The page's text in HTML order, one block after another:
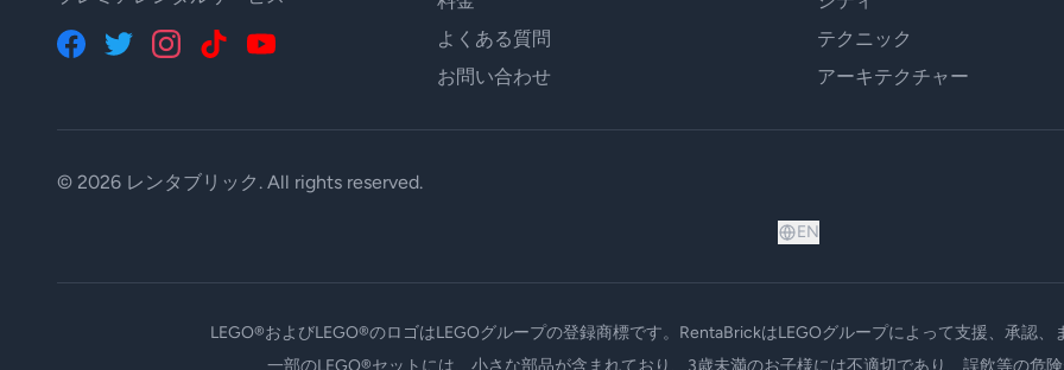
よくある質問
お問い合わせ
テクニック
アーキテクチャー
© 2026 レンタブリック. All rights reserved.
EN
LEGO®およびLEGO®のロゴはLEGOグループの登録商標です。RentaBrickはLEGOグループによって支援、承認
一部のLEGO®セットには、小さな部品が含まれており、3歳未満のお子様には不適切であり、誤飲等の危